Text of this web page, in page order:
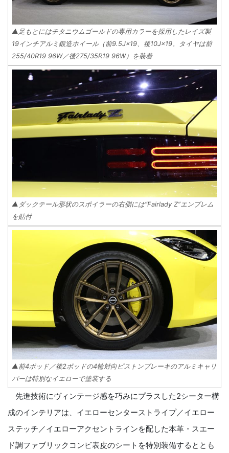
▲足もとにはチタニウムゴールドの専用カラーを採用したレイズ製
19インチアルミ鍛造ホイール（前9.5J×19、後10J×19。タイヤは前
255/40R19 96W／後275/35R19 96W）を装着
▲ダックテール形状のスポイラーの右側には“Fairlady Z”エンブレム
を貼付
▲前4ポッド／後2ポッドの4輪対向ピストンブレーキのアルミキャリ
パーは特別なイエローで塗装する
先進技術にヴィンテージ感を巧みにプラスした2シーター構
成のインテリアは、イエローセンターストライプ／イエロー
ステッチ／イエローアクセントラインを配した本革・スエー
ド調ファブリックコンビ表皮のシートを特別装備するととも